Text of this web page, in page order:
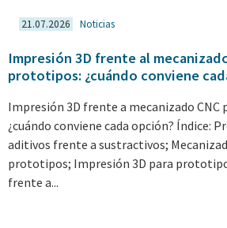
21.07.2026 Noticias
Impresión 3D frente al
prototipos: ¿cuándo conviene
Impresión 3D frente a mecanizado
¿cuándo conviene cada opción? Índice:
aditivos frente a sustractivos;
prototipos; Impresión 3D para
frente a...